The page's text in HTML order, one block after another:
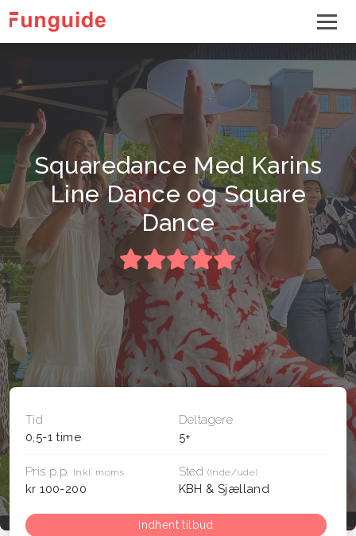
Squaredance Med Karins
Line Dance og Square
Dance
Tid
0,5-1 time
Deltagere
5+
Pris p.p. Inkl. moms
kr 100-200
Sted (Inde/ude)
KBH & Sjælland
Indhent tilbud